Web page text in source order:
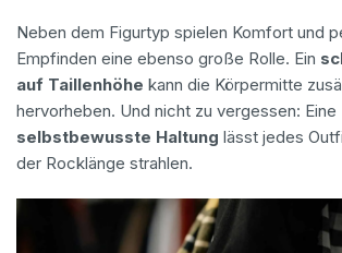
Neben dem Figurtyp spielen Komfort und
Empfinden eine ebenso große Rolle. Ein
auf Taillenhöhe kann die Körpermitte
hervorheben. Und nicht zu vergessen: Eine
selbstbewusste Haltung lässt jedes
der Rocklänge strahlen.